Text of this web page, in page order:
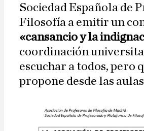
Sociedad Española de
Filosofía a emitir un
«cansancio y la
coordinación
escuchar a todos, pero
propone desde las